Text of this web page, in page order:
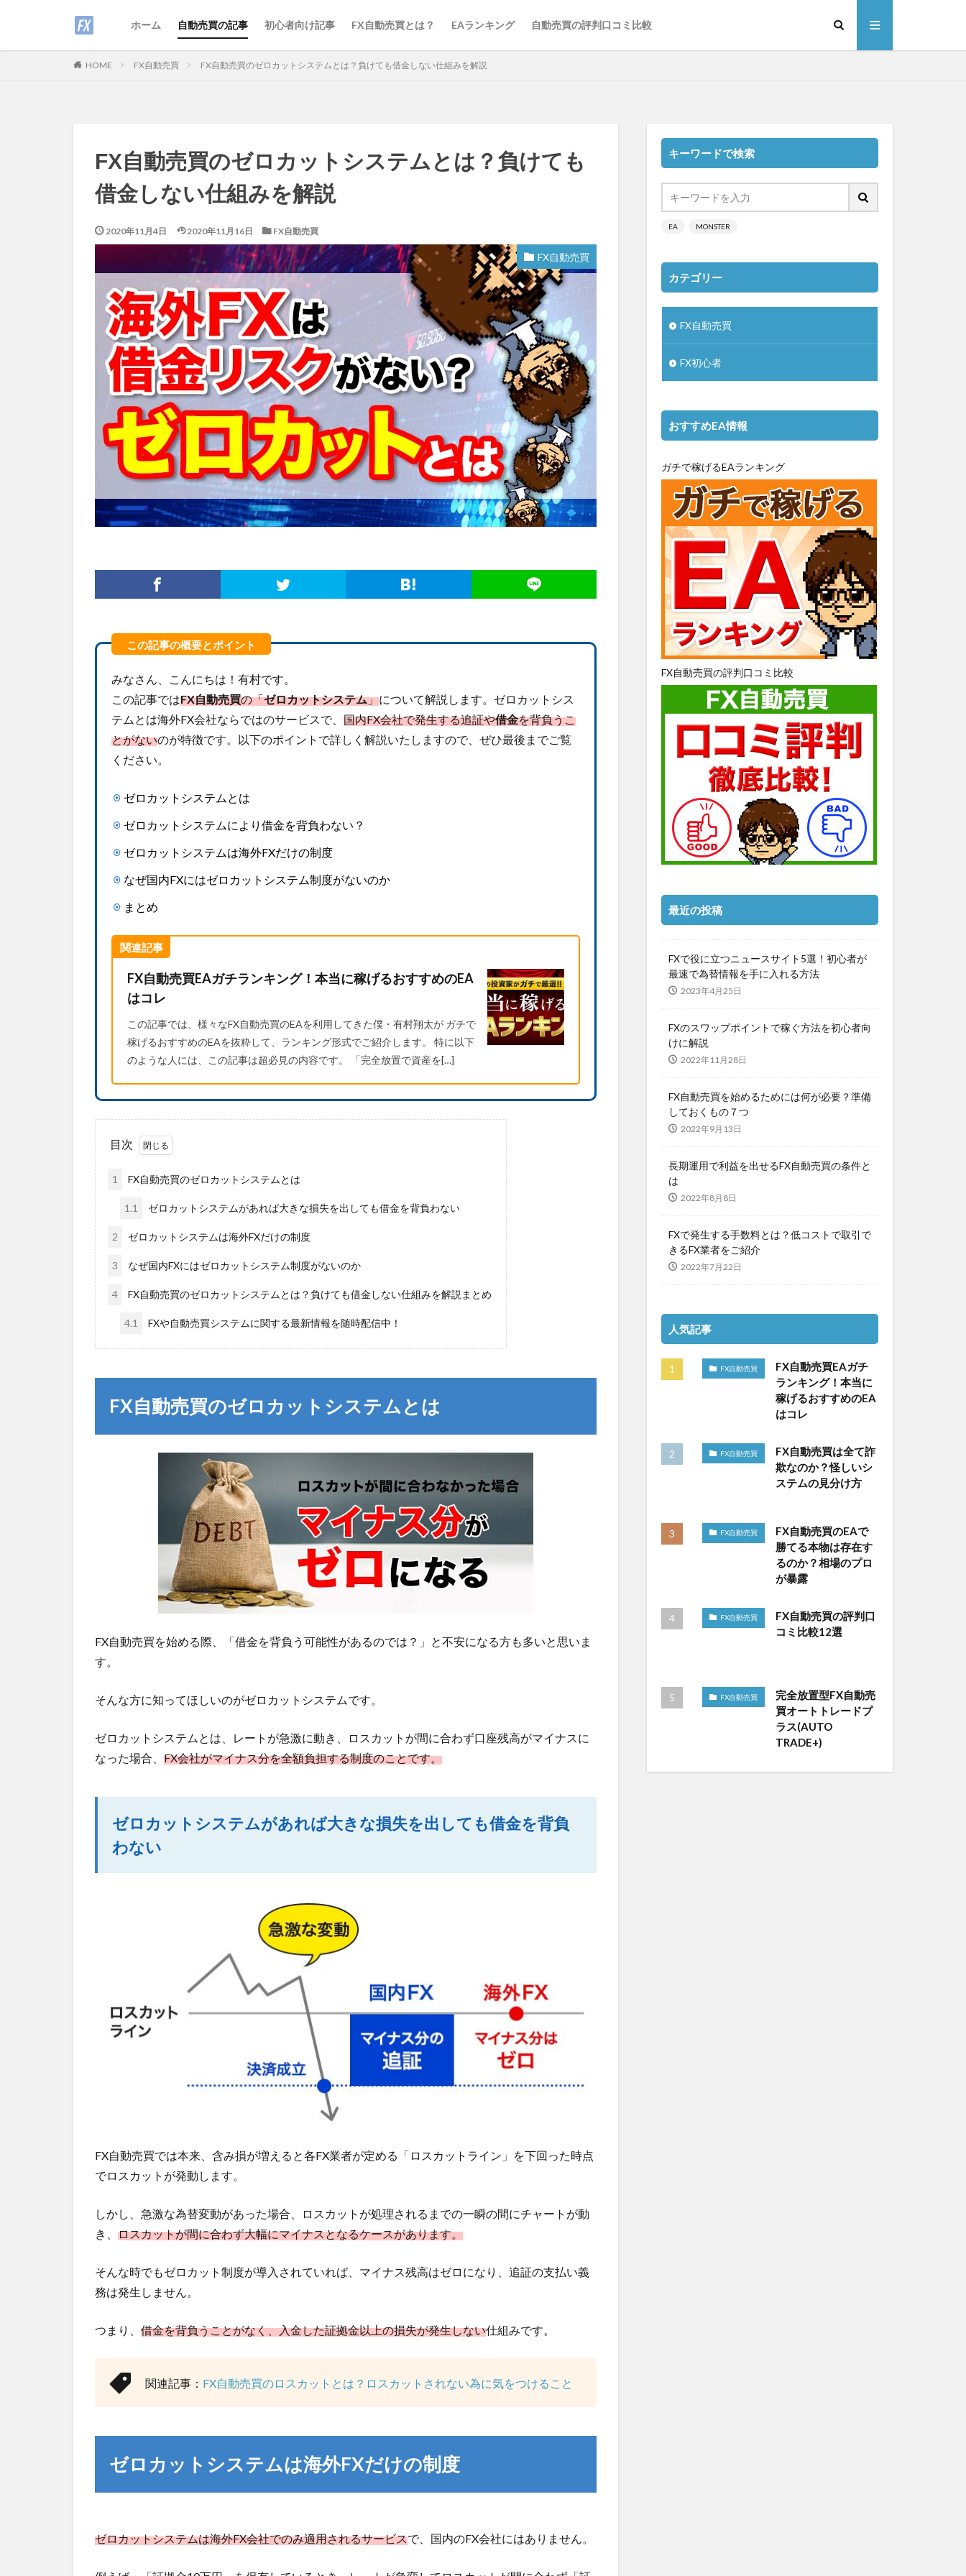
ホーム 自動売買の記事 初心者向け記事 FX自動売買とは？ EAランキング 自動売買の評判口コミ比較
HOME FX自動売買 FX自動売買のゼロカットシステムとは？負けても借金しない仕組みを解説
FX自動売買のゼロカットシステムとは？負けても
借金しない仕組みを解説
2020年11月4日 2020年11月16日 FX自動売買
FX自動売買
みなさん、こんにちは！有村です。
この記事ではFX自動売買の「ゼロカットシステム」について解説します。ゼロカットシス
テムとは海外FX会社ならではのサービスで、 国内FX会社で発生する追証や借金を背負うこ
とがないのが特徴です。以下のポイントで詳しく解説いたしますので、ぜひ最後までご覧
ください。
ゼロカットシステムとは
ゼロカットシステムにより借金を背負わない？
ゼロカットシステムは海外FXだけの制度
なぜ国内FXにはゼロカットシステム制度がないのか
まとめ
関連記事
FX自動売買EAガチランキング！本当に稼げるおすすめのEA
はコレ
この記事では、様々なFX自動売買のEAを利用してきた僕・有村翔太が ガチで
稼げるおすすめのEAを抜粋して、ランキング形式でご紹介します。 特に以下
のような人には、この記事は超必見の内容です。 「完全放置で資産を[…]
目次
1 FX自動売買のゼロカットシステムとは
1.1 ゼロカットシステムがあれば大きな損失を出しても借金を背負わない
2 ゼロカットシステムは海外FXだけの制度
3 なぜ国内FXにはゼロカットシステム制度がないのか
4 FX自動売買のゼロカットシステムとは？負けても借金しない仕組みを解説まとめ
4.1 FXや自動売買システムに関する最新情報を随時配信中！
FX自動売買のゼロカットシステムとは
FX自動売買を始める際、「借金を背負う可能性があるのでは？」と不安になる方も多いと思いま
す。
そんな方に知ってほしいのがゼロカットシステムです。
ゼロカットシステムとは、レートが急激に動き、ロスカットが間に合わず口座残高がマイナスに
なった場合、 FX会社がマイナス分を全額負担する制度のことです。
ゼロカットシステムがあれば大きな損失を出しても借金を背負
わない
FX自動売買では本来、含み損が増えると各FX業者が定める「ロスカットライン」を下回った時点
でロスカットが発動します。
しかし、急激な為替変動があった場合、ロスカットが処理されるまでの一瞬の間にチャートが動
き、 ロスカットが間に合わず大幅にマイナスとなるケースがあります。
そんな時でもゼロカット制度が導入されていれば、マイナス残高はゼロになり、追証の支払い義
務は発生しません。
つまり、 借金を背負うことがなく、入金した証拠金以上の損失が発生しない仕組みです。
関連記事： FX自動売買のロスカットとは？ロスカットされない為に気をつけること
ゼロカットシステムは海外FXだけの制度
ゼロカットシステムは海外FX会社でのみ適用されるサービスで、国内のFX会社にはありません。
キーワードで検索
EA MONSTER
カテゴリー
FX自動売買
FX初心者
おすすめEA情報
ガチで稼げるEAランキング
FX自動売買の評判口コミ比較
最近の投稿
FXで役に立つニュースサイト5選！初心者が
最速で為替情報を手に入れる方法
2023年4月25日
FXのスワップポイントで稼ぐ方法を初心者向
けに解説
2022年11月28日
FX自動売買を始めるためには何が必要？準備
しておくもの７つ
2022年9月13日
長期運用で利益を出せるFX自動売買の条件と
は
2022年8月8日
FXで発生する手数料とは？低コストで取引で
きるFX業者をご紹介
2022年7月22日
人気記事
FX自動売買
FX自動売買EAガチ
ランキング！本当に
稼げるおすすめのEA
はコレ
FX自動売買
FX自動売買は全て詐
欺なのか？怪しいシ
ステムの見分け方
FX自動売買
FX自動売買のEAで
勝てる本物は存在す
るのか？相場のプロ
が暴露
FX自動売買
FX自動売買の評判口
コミ比較12選
FX自動売買
完全放置型FX自動売
買オートトレードプ
ラス(AUTO
TRADE+)